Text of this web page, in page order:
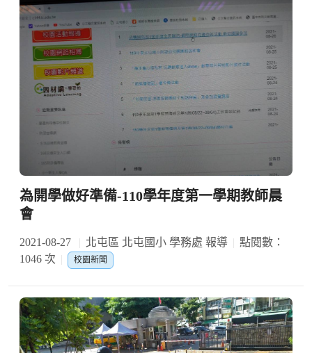
為開學做好準備-110學年度第一學期教師晨
會
2021-08-27 北屯區 北屯國小 學務處 報導
點閱數：
1046 次
校園新聞